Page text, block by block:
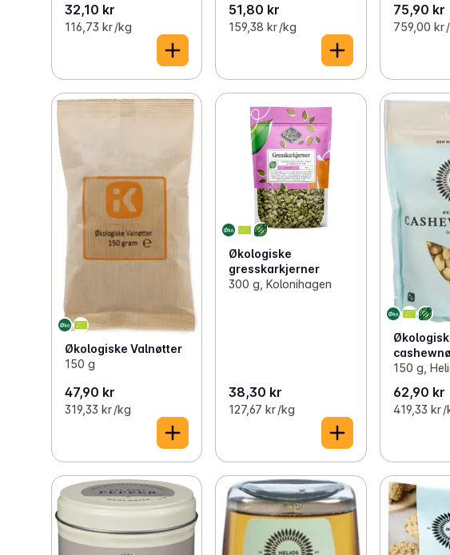
32,10 kr
116,73 kr /kg
51,80 kr
159,38 kr /kg
75,90 kr
759,00 kr
Økologiske Valnøtter
150 g
47,90 kr
319,33 kr /kg
Økologiske
gresskarkjerner
300 g, Kolonihagen
38,30 kr
127,67 kr /kg
150 g,
62,90 kr
419,33 kr /